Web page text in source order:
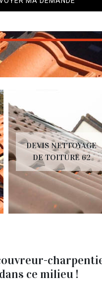
DEVIS NETTOYAGE
DE TOITURE 62
ce milieu !